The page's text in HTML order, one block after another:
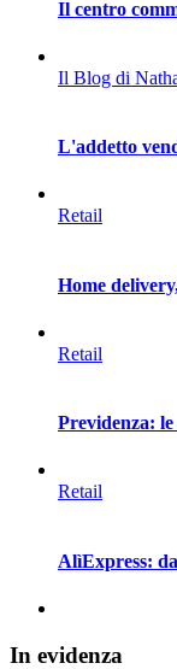
Il centro
Il Blog di
L'addetto
Retail
Home
Retail
Previdenza:
Retail
AlìExpress:
In evidenza